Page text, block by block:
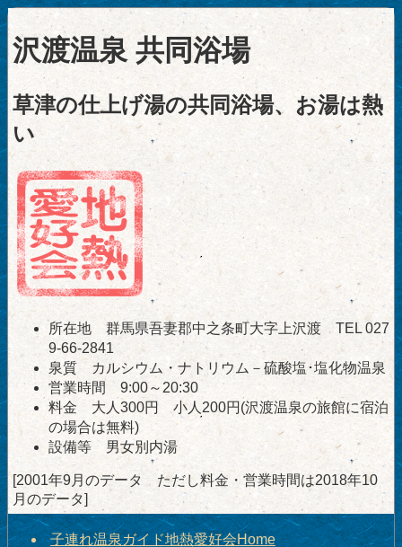
沢渡温泉 共同浴場
草津の仕上げ湯の共同浴場、お湯は熱
い
所在地 群馬県吾妻郡中之条町大字上沢渡 TEL 027
9-66-2841
泉質 カルシウム・ナトリウム－硫酸塩･塩化物温泉
営業時間 9:00～20:30
料金 大人300円 小人200円(沢渡温泉の旅館に宿泊
の場合は無料)
設備等 男女別内湯
[2001年9月のデータ ただし料金・営業時間は2018年10
月のデータ]
子連れ温泉ガイド地熱愛好会Home